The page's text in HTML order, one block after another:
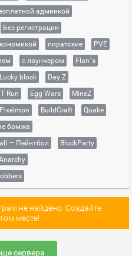
админкой
Без регистрации
пиратские
PVE
с лаунчером
Flan`s
block
Day Z
Run Egg Wars
MineZ
Pixelmon BuildCraft
Quake
бомжа
— Пейнтбол
BlockParty
не найдено. Создайте
месте!
сервера